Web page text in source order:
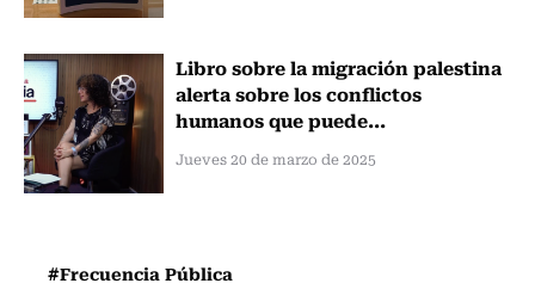
Libro sobre la migración palestina
alerta sobre los conflictos
humanos que puede...
Jueves 20 de marzo de 2025
#Frecuencia Pública